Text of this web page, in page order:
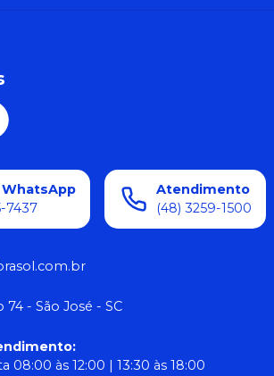
WhatsApp
7437
Atendimento
(48) 3259-1500
74 - São José - SC
:
08:00 às 12:00 | 13:30 às 18:00